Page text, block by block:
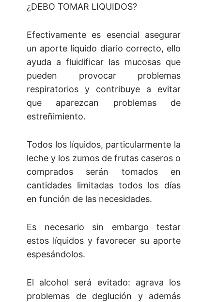
¿DEBO TOMAR LIQUIDOS?
Efectivamente es esencial asegurar
un aporte líquido diario correcto, ello
ayuda a fluidificar las mucosas que
pueden provocar problemas
respiratorios y contribuye a evitar
que aparezcan problemas de
estreñimiento.
Todos los líquidos, particularmente la
leche y los zumos de frutas caseros o
comprados serán tomados en
cantidades limitadas todos los días
en función de las necesidades.
Es necesario sin embargo testar
estos líquidos y favorecer su aporte
espesándolos.
El alcohol será evitado: agrava los
problemas de deglución y además